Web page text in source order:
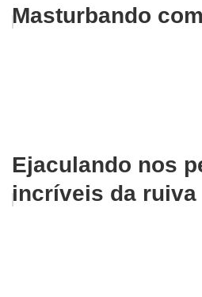
Masturbando
Ejaculando nos
incríveis da ruiva